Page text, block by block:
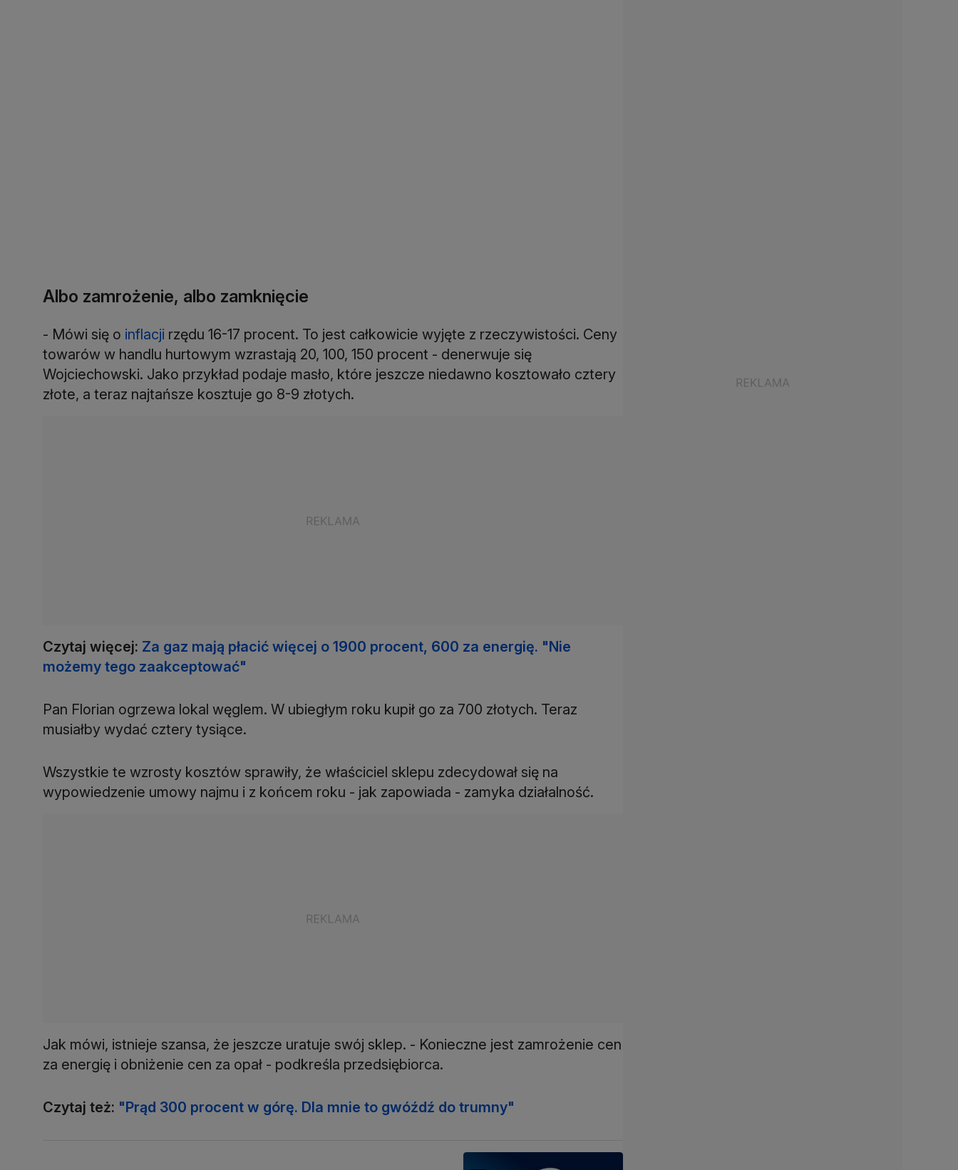
Albo zamrożenie, albo zamknięcie
- Mówi się o inflacji rzędu 16-17 procent. To jest całkowicie wyjęte z rzeczywistości. Ceny
towarów w handlu hurtowym wzrastają 20, 100, 150 procent - denerwuje się
Wojciechowski. Jako przykład podaje masło, które jeszcze niedawno kosztowało cztery
złote, a teraz najtańsze kosztuje go 8-9 złotych.
Czytaj więcej: Za gaz mają płacić więcej o 1900 procent, 600 za energię. "Nie
możemy tego zaakceptować"
Pan Florian ogrzewa lokal węglem. W ubiegłym roku kupił go za 700 złotych. Teraz
musiałby wydać cztery tysiące.
Wszystkie te wzrosty kosztów sprawiły, że właściciel sklepu zdecydował się na
wypowiedzenie umowy najmu i z końcem roku - jak zapowiada - zamyka działalność.
Jak mówi, istnieje szansa, że jeszcze uratuje swój sklep. - Konieczne jest zamrożenie cen
za energię i obniżenie cen za opał - podkreśla przedsiębiorca.
Czytaj też: "Prąd 300 procent w górę. Dla mnie to gwóźdź do trumny"